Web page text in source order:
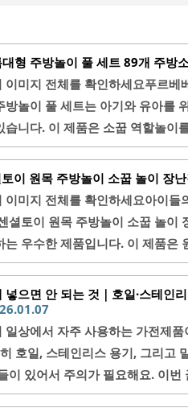
형 주방놀이 풀 세트 89개 주방
이미지 전체를 확인하세요푸르베
놀이 풀 세트는 아기와 유아를
습니다. 이 제품은 소꿉 역할놀이
니다. 높이가 적절하여 어린이들
지 요리 놀이를 즐길 수 있습니다.
있으며, 정수기 기능도 포함되어
편하여 부모님들도 쉽게 조립할
으로도 즐거움을 줍니다.이 제
이 원목 주방놀이 소꿉 놀이 장
이미지 전체를 확인하세요아이들
셜토이 원목 주방놀이 소꿉 놀이
는 우수한 제품입니다. 이 제품은
을 제공합니다. 자석이 내장되
설계되었습니다.색감이 선명하
채 모양이 포함되어 있어 소꿉놀
품은 아이들의 소근육 발달에
하고 세심하게 되어 있어 선물용
여 교환 및 반품이 용이합니다.
..
으면 안 되는 것｜호일·스테인
일상에서 자주 사용하는 가전제
호일, 스테인리스 용기, 그리고
이 있어서 주의가 필요해요. 이
을 체크하고, 안전한 사용법도 자